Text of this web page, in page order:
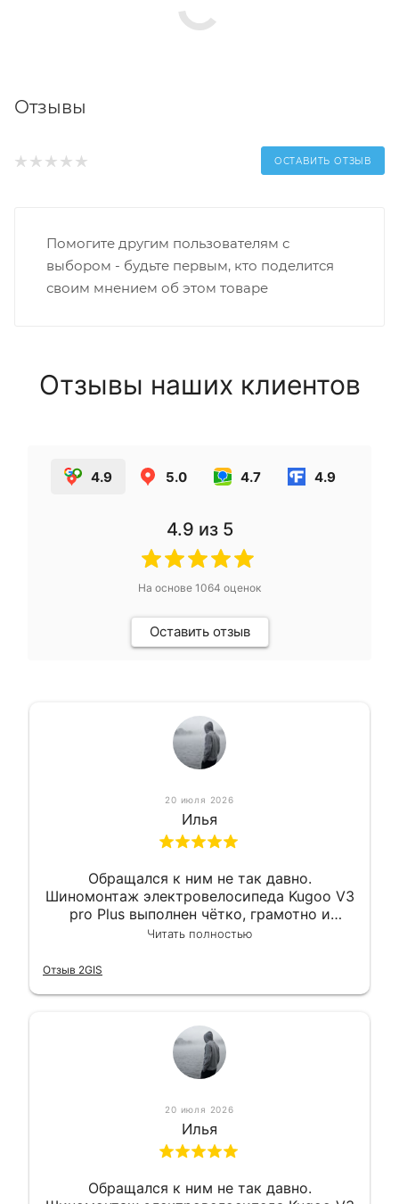
Отзывы
ОСТАВИТЬ ОТЗЫВ
Помогите другим пользователям с
выбором - будьте первым, кто поделится
своим мнением об этом товаре
Отзывы наших клиентов
4.9 5.0 4.7 4.9
4.9 из 5
На основе 1064 оценок
Оставить отзыв
20 июля 2026
Илья
Обращался к ним не так давно.
Шиномонтаж электровелосипеда Kugoo V3
pro Plus выполнен чётко, грамотно и
квалифицированно. Всё сделано
Читать полностью
Отзыв 2GIS
20 июля 2026
Илья
Обращался к ним не так давно.